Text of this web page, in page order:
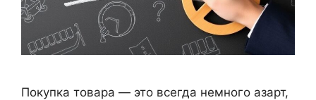
Покупка товара — это всегда немного азарт,